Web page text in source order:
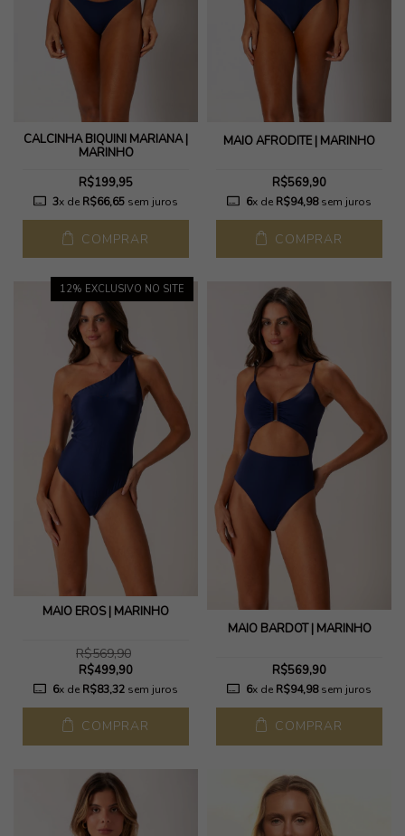
CALCINHA BIQUÍNI MARIANA |
MARINHO
R$199,95
3x de R$66,65sem juros
COMPRAR
MAIÔ AFRODITE | MARINHO
R$569,90
6x de R$94,98sem juros
COMPRAR
12% EXCLUSIVO NO SITE
MAIÔ EROS | MARINHO
R$569,90
R$499,90
6x de R$83,32sem juros
COMPRAR
MAIO BARDOT | MARINHO
R$569,90
6x de R$94,98sem juros
COMPRAR